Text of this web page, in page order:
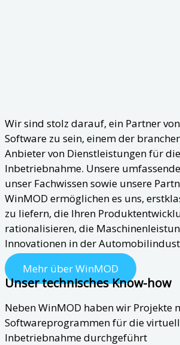
Wir sind stolz darauf, ein Partner
Software zu sein, einem der
Anbieter von Dienstleistungen für
Inbetriebnahme. Unsere
unser Fachwissen sowie unsere
WinMOD ermöglichen es uns,
zu liefern, die Ihren
rationalisieren, die
Innovationen in der
Mehr über WinMOD
Unser technisches Know-how
Neben WinMOD haben wir Projekte
Softwareprogrammen für die
Inbetriebnahme durchgeführt